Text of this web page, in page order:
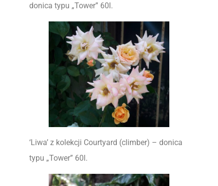
donica typu „Tower” 60l.
‘Liwa’ z kolekcji Courtyard (climber) – donica
typu „Tower” 60l.